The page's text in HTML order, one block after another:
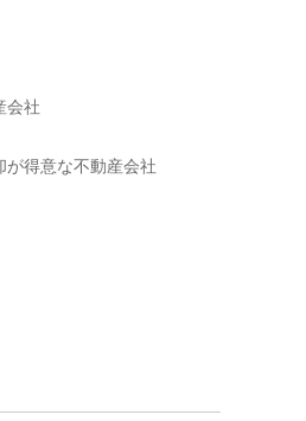
会社
が得意な不動産会社